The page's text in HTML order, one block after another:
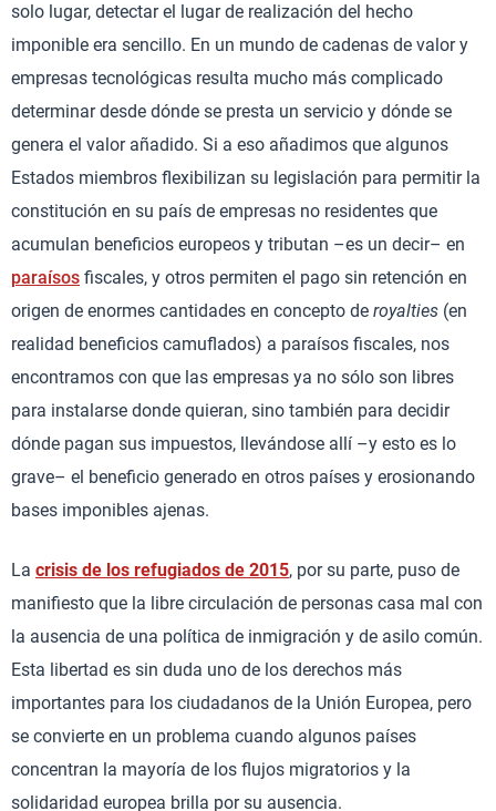
solo lugar, detectar el lugar de realización del hecho
imponible era sencillo. En un mundo de cadenas de valor y
empresas tecnológicas resulta mucho más complicado
determinar desde dónde se presta un servicio y dónde se
genera el valor añadido. Si a eso añadimos que algunos
Estados miembros flexibilizan su legislación para permitir la
constitución en su país de empresas no residentes que
acumulan beneficios europeos y tributan –es un decir– en
paraísos fiscales, y otros permiten el pago sin retención en
origen de enormes cantidades en concepto de royalties (en
realidad beneficios camuflados) a paraísos fiscales, nos
encontramos con que las empresas ya no sólo son libres
para instalarse donde quieran, sino también para decidir
dónde pagan sus impuestos, llevándose allí –y esto es lo
grave– el beneficio generado en otros países y erosionando
bases imponibles ajenas.
La crisis de los refugiados de 2015, por su parte, puso de
manifiesto que la libre circulación de personas casa mal con
la ausencia de una política de inmigración y de asilo común.
Esta libertad es sin duda uno de los derechos más
importantes para los ciudadanos de la Unión Europea, pero
se convierte en un problema cuando algunos países
concentran la mayoría de los flujos migratorios y la
solidaridad europea brilla por su ausencia.